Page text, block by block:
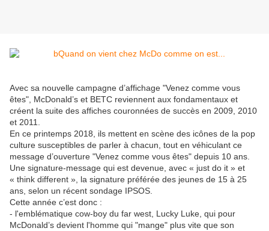
Avec sa nouvelle campagne d’affichage "Venez comme vous
êtes", McDonald’s et BETC reviennent aux fondamentaux et
créent la suite des affiches couronnées de succès en 2009, 2010
et 2011.
En ce printemps 2018, ils mettent en scène des icônes de la pop
culture susceptibles de parler à chacun, tout en véhiculant ce
message d’ouverture "Venez comme vous êtes" depuis 10 ans.
Une signature-message qui est devenue, avec « just do it » et
« think different », la signature préférée des jeunes de 15 à 25
ans, selon un récent sondage IPSOS.
Cette année c’est donc :
- l'emblématique cow-boy du far west, Lucky Luke, qui pour
McDonald’s devient l'homme qui "mange" plus vite que son